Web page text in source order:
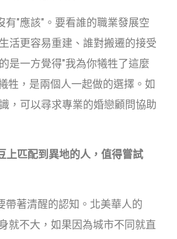
有"應該"。要看誰的職業發展空
活更容易重建、誰對搬遷的接受
是一方覺得"我為你犧牲了這麼
牲，是兩個人一起做的選擇。如
，可以尋求專業的婚戀顧問協助
上匹配到異地的人，值得嘗試
帶著清醒的認知。北美華人的
就不大，如果因為城市不同就直